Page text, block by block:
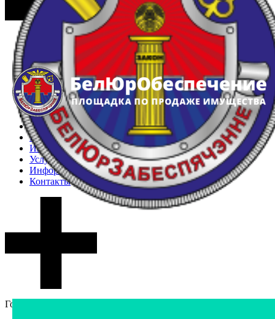
Главная
Арестованное имущество
Реестр несостоявшихся торгов
Реестр переоценок
Частное имущество
Государственное имущество
Интернет-магазин
Интернет-витрина
Услуги
Информация
Контакты
Гостевой доступ